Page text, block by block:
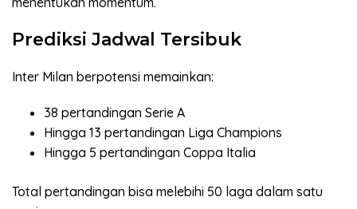
Prediksi Jadwal Tersibuk
Inter Milan berpotensi memainkan:
38 pertandingan Serie A
Hingga 13 pertandingan Liga Champions
Hingga 5 pertandingan Coppa Italia
Total pertandingan bisa melebihi 50 laga dalam satu